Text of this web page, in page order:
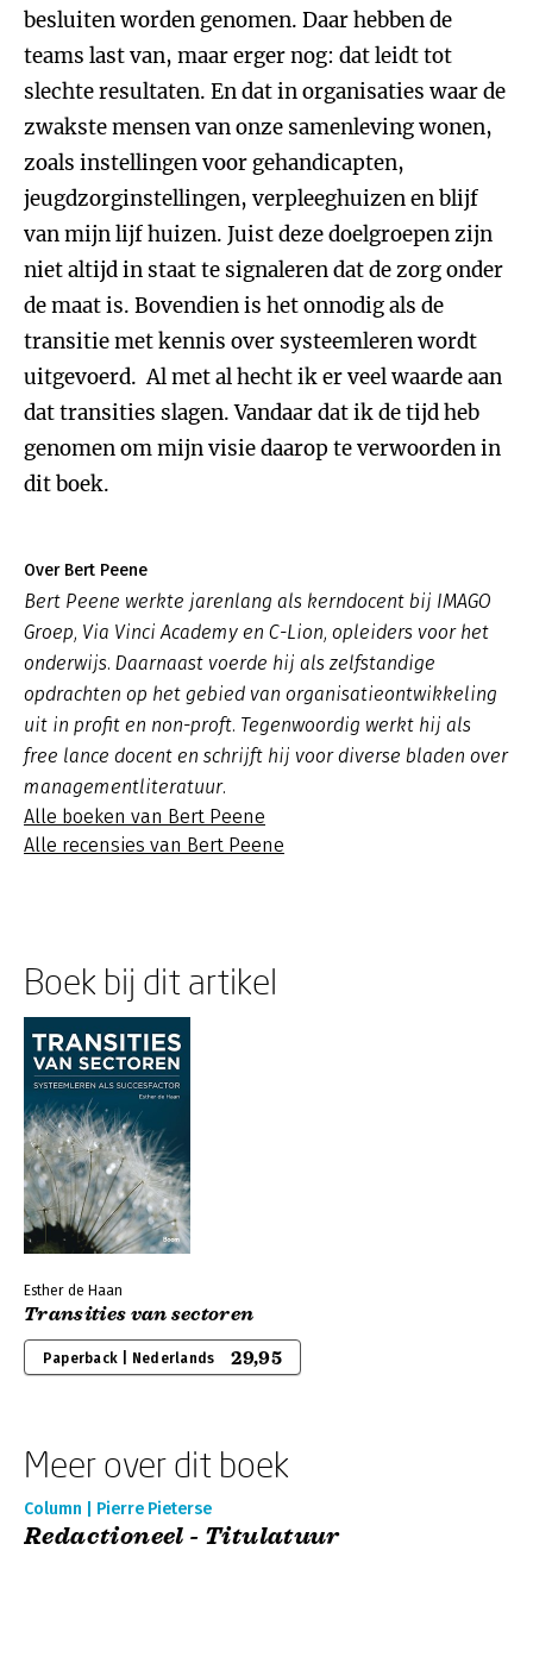
besluiten worden genomen. Daar hebben de
teams last van, maar erger nog: dat leidt tot
slechte resultaten. En dat in organisaties waar de
zwakste mensen van onze samenleving wonen,
zoals instellingen voor gehandicapten,
jeugdzorginstellingen, verpleeghuizen en blijf
van mijn lijf huizen. Juist deze doelgroepen zijn
niet altijd in staat te signaleren dat de zorg onder
de maat is. Bovendien is het onnodig als de
transitie met kennis over systeemleren wordt
uitgevoerd. Al met al hecht ik er veel waarde aan
dat transities slagen. Vandaar dat ik de tijd heb
genomen om mijn visie daarop te verwoorden in
dit boek.
Over Bert Peene
Bert Peene werkte jarenlang als kerndocent bij IMAGO
Groep, Via Vinci Academy en C-Lion, opleiders voor het
onderwijs. Daarnaast voerde hij als zelfstandige
opdrachten op het gebied van organisatieontwikkeling
uit in profit en non-proft. Tegenwoordig werkt hij als
free lance docent en schrijft hij voor diverse bladen over
managementliteratuur.
Alle boeken van Bert Peene
Alle recensies van Bert Peene
Boek bij dit artikel
Esther de Haan
Transities van sectoren
Paperback | Nederlands 29,95
Meer over dit boek
Column | Pierre Pieterse
Redactioneel - Titulatuur